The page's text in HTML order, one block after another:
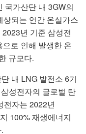
국가산단 내 3GW의
되는 연간 온실가스
년 기준 삼성전
로 인해 발생한 온
규모다.
내 LNG 발전소 6기
성전자의 글로벌 탄
전자는 2022년
100% 재생에너지